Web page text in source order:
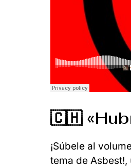
🇨🇭
¡Súbele al
tema de